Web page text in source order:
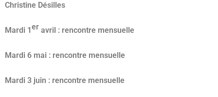
Christine Désilles
Mardi 1er avril : rencontre mensuelle
Mardi 6 mai : rencontre mensuelle
Mardi 3 juin : rencontre mensuelle